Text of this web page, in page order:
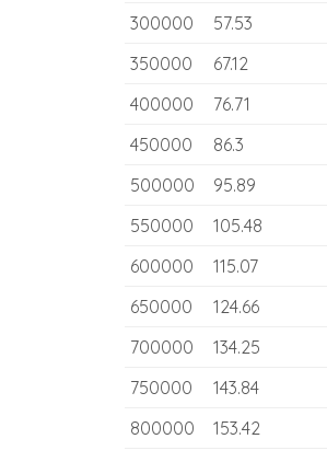
300000
57.53
350000
67.12
400000
76.71
450000
86.3
500000
95.89
550000
105.48
600000
115.07
650000
124.66
700000
134.25
750000
143.84
800000
153.42